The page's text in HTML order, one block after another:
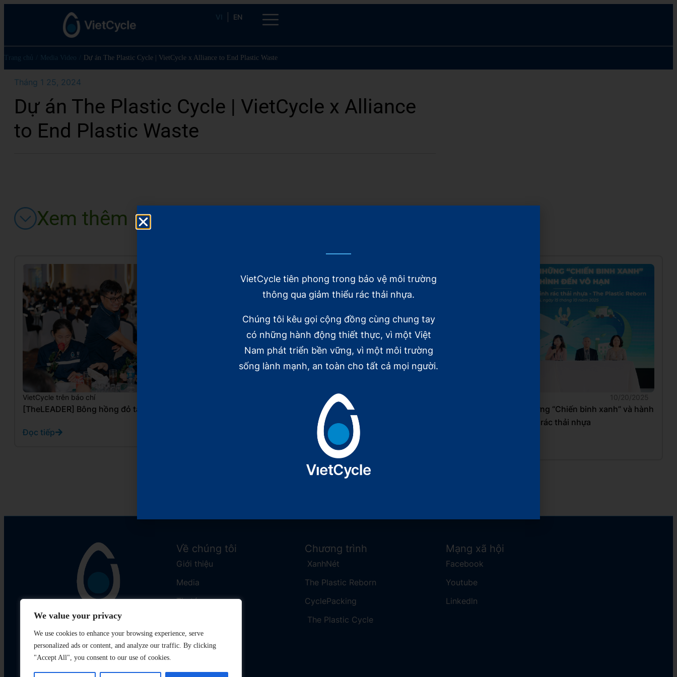
We value your privacy
We use cookies to enhance your browsing experience, serve
personalized ads or content, and analyze our traffic. By clicking
"Accept All", you consent to our use of cookies.
VI EN
Trang chủ Media Video Dự án The Plastic Cycle | VietCycle x Alliance to End Plastic Waste
Tháng 1 25, 2024
Dự án The Plastic Cycle | VietCycle x Alliance
to End Plastic Waste
Xem thêm
VietCycle trên báo chí
[TheLEADER] Bông hồng đỏ tặng chiến binh xanh
Đọc tiếp
[VnEconomy] Xây dựng mô hình kinh tế tuần
hoàn, hồi sinh rác thải nhựa
10/20/2025
[Báo Nhân dân] Những “Chiến binh xanh” và hành
trình 5 năm hồi sinh rác thải nhựa
Xem tiếp
Về chúng tôi
Giới thiệu
Media
Tin tức
Chương trình
XanhNét
The Plastic Reborn
CyclePacking
The Plastic Cycle​
Mạng xã hội
Facebook
​Youtube
Linkedln
VietCycle tiên phong trong bảo vệ môi trường
thông qua giảm thiểu rác thải nhựa.
Chúng tôi kêu gọi cộng đồng cùng chung tay
có những hành động thiết thực, vì một Việt
Nam phát triển bền vững, vì một môi trường
sống lành mạnh, an toàn cho tất cả mọi người.